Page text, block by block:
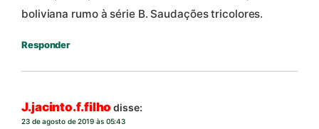
boliviana rumo à série B. Saudações tricolores.
Responder
J.jacinto.f.filho disse:
23 de agosto de 2019 às 05:43